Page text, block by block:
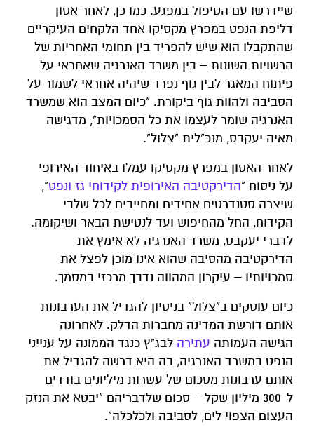
שיידרשו עם הטיפול במפגע. כמו כן, לאחר אסון
דליפת הנפט במפרץ מקסיקו אחד הלקחים העיקריים
שהתקבלו הוא שיש להפריד בין תחומי האחריות של
הרשויות השונות – בין משרד האנרגיה שאחראי על
פיתוח המאגר לבין גוף נפרד שיהיה אחראי לשמור על
הסביבה ולהוות גוף ביקורת. "כיום המצב הוא שמשרד
האנרגיה שומר לעצמו את כל הסמכויות", מדגישה
מאיה יעקבס, מנכ"לית "צלול".
לאחר האסון במפרץ מקסיקו עמלו באיחוד האירופי
על ניסוח "הדירקטיבה האירופית לקידוחי גז ונפט",
שיצרה סטנדרטים אחידים ומחייבים לכל שלבי
הקידוח, החל מהחיפוש ועד לנטישת הבאר ושיקומה.
לדברי יעקבס, משרד האנרגיה לא אימץ את
הדירקטיבה מהסיבה שהוא אינו מוכן לפצל את
סמכויותיו – עיקרון המהווה נדבך מרכזי במסמך.
כיום עוסקים ב"צלול" בניסיון להגדיל את הערבונות
אותם דורשת המדינה מחברות הדלק. לאחרונה
הגישה העמותה עתירה לבג"ץ כנגד הממונה על ענייני
הנפט במשרד האנרגיה, בה היא דרשה להגדיל את
אותם ערבונות מסכום של עשרות מיליונים בודדים
ל-300 מיליון שקל – סכום שלדבריהם "יבטא את הנזק
העצום הצפוי לים, לסביבה ולכלכלה".